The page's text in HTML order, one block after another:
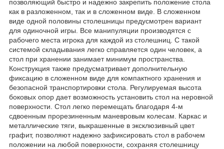
позволяющий быстро и надежно закрепить положение стола
как в разложенном, так и в сложенном виде. В сложенном
виде одной половины столешницы предусмотрен вариант
для одиночной игры. Все манипуляции производятся с
рабочего места игрока для каждой из столешниц. С такой
системой складывания легко справляется один человек, а
стол при хранении занимает минимум пространства.
Конструкция также предусматривает дополнительную
фиксацию в сложенном виде для компактного хранения и
безопасной транспортировки стола. Регулируемая высота
боковых опор дает возможность установить стол на неровной
поверхности. Стол легко перемещать благодаря 4-м
сдвоенным прорезиненным маневровым колесам. Каркас и
металлические тяги, выкрашенные в эксклюзивный цвет
графит, позволяют надежно зафиксировать стол в рабочем
положении на любой поверхности, сохраняя столешницу